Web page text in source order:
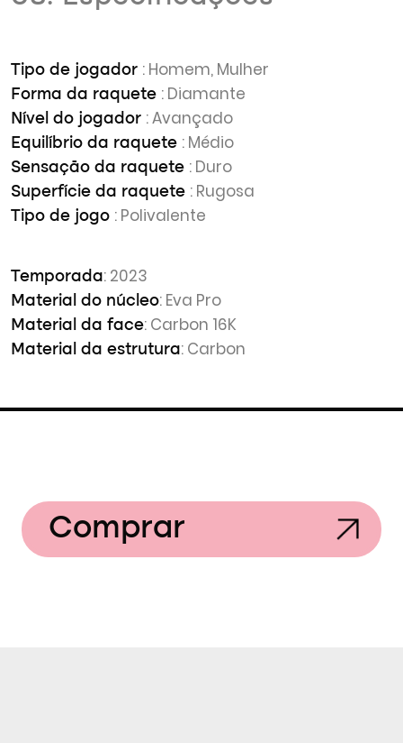
Tipo de jogador : Homem, Mulher
Forma da raquete : Diamante
Nível do jogador : Avançado
Equilíbrio da raquete : Médio
Sensação da raquete : Duro
Superfície da raquete : Rugosa
Tipo de jogo : Polivalente
Temporada: 2023
Material do núcleo: Eva Pro
Material da face: Carbon 16K
Material da estrutura: Carbon
Comprar